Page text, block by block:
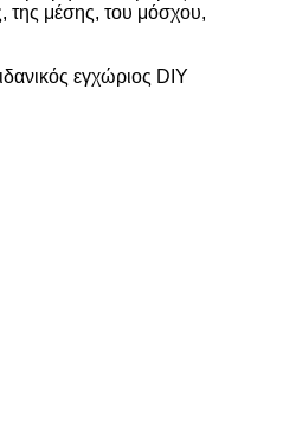
της μέσης, του μόσχου,
εγχώριος DIY